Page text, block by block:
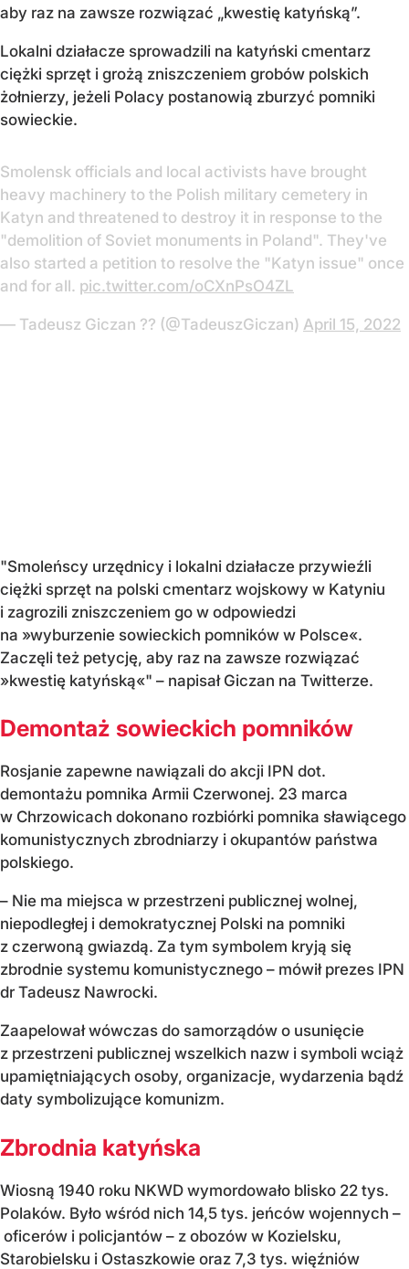
aby raz na zawsze rozwiązać „kwestię katyńską”.
Lokalni działacze sprowadzili na katyński cmentarz
ciężki sprzęt i grożą zniszczeniem grobów polskich
żołnierzy, jeżeli Polacy postanowią zburzyć pomniki
sowieckie.
Smolensk officials and local activists have brought
heavy machinery to the Polish military cemetery in
Katyn and threatened to destroy it in response to the
"demolition of Soviet monuments in Poland". They've
also started a petition to resolve the "Katyn issue" once
and for all. pic.twitter.com/oCXnPsO4ZL
— Tadeusz Giczan ?? (@TadeuszGiczan) April 15, 2022
"Smoleńscy urzędnicy i lokalni działacze przywieźli
ciężki sprzęt na polski cmentarz wojskowy w Katyniu
i zagrozili zniszczeniem go w odpowiedzi
na »wyburzenie sowieckich pomników w Polsce«.
Zaczęli też petycję, aby raz na zawsze rozwiązać
»kwestię katyńską«" – napisał Giczan na Twitterze.
Demontaż sowieckich pomników
Rosjanie zapewne nawiązali do akcji IPN dot.
demontażu pomnika Armii Czerwonej. 23 marca
w Chrzowicach dokonano rozbiórki pomnika sławiącego
komunistycznych zbrodniarzy i okupantów państwa
polskiego.
– Nie ma miejsca w przestrzeni publicznej wolnej,
niepodległej i demokratycznej Polski na pomniki
z czerwoną gwiazdą. Za tym symbolem kryją się
zbrodnie systemu komunistycznego – mówił prezes IPN
dr Tadeusz Nawrocki.
Zaapelował wówczas do samorządów o usunięcie
z przestrzeni publicznej wszelkich nazw i symboli wciąż
upamiętniających osoby, organizacje, wydarzenia bądź
daty symbolizujące komunizm.
Zbrodnia katyńska
Wiosną 1940 roku NKWD wymordowało blisko 22 tys.
Polaków. Było wśród nich 14,5 tys. jeńców wojennych –
oficerów i policjantów – z obozów w Kozielsku,
Starobielsku i Ostaszkowie oraz 7,3 tys. więźniów